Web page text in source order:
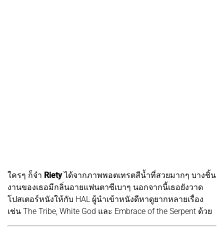
ใครๆ ก็จำ Rietyได้จากภาพพอตเทรตสีน้ำที่สวยมากๆ บางชิ้น
งานของเธอมีกลิ่นอายแฟนตาซีเบาๆ นอกจากนี้เธอยังวาด
โปสเตอร์หนังให้กับ HAL ผู้นำเข้าหนังดีหาดูยากหลายเรื่อง
เช่น The Tribe, White God และ Embrace of the Serpent ด้วย